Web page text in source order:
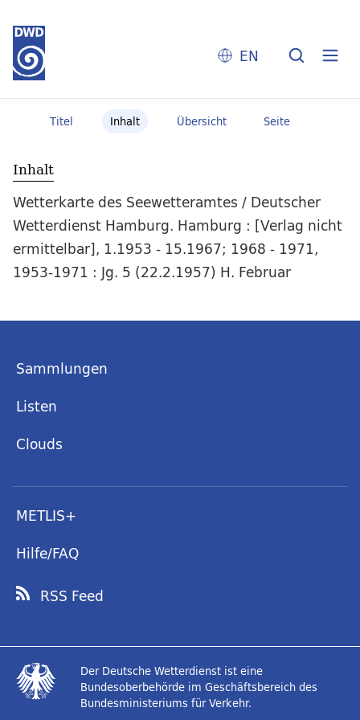
EN
Titel Inhalt Übersicht Seite
Inhalt
Wetterkarte des Seewetteramtes / Deutscher
Wetterdienst Hamburg. Hamburg : [Verlag nicht
ermittelbar], 1.1953 - 15.1967; 1968 - 1971,
1953-1971 : Jg. 5 (22.2.1957) H. Februar
Sammlungen
Listen
Clouds
METLIS+
Hilfe/FAQ
RSS Feed
Der Deutsche Wetterdienst ist eine
Bundesoberbehörde im Geschäftsbereich des
Bundesministeriums für Verkehr.